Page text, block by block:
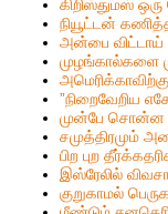
கிறிஸ்தும‌ஸ்
நியூட்டன்
அன்பை விட்டாய்
முழங்கால்களை
”நிறைவேறிய
முன்பே சொன்ன
சமுத்திரமும்
பிற புற
இஸ்ரேலில்
குறுகாமல்